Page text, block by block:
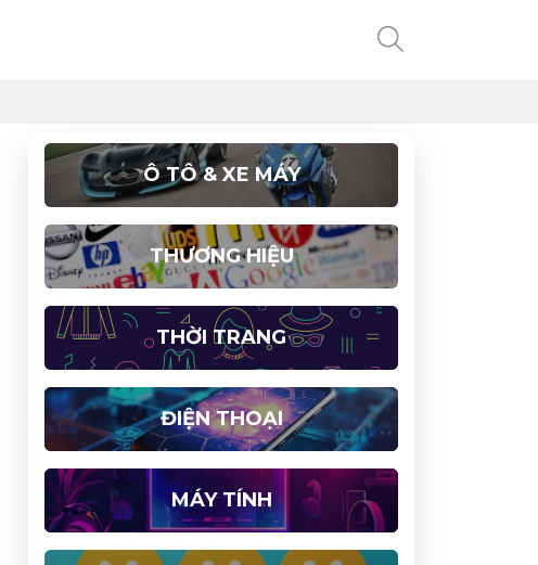
Ô TÔ & XE MÁY
THƯƠNG HIỆU
THỜI TRANG
ĐIỆN THOẠI
MÁY TÍNH